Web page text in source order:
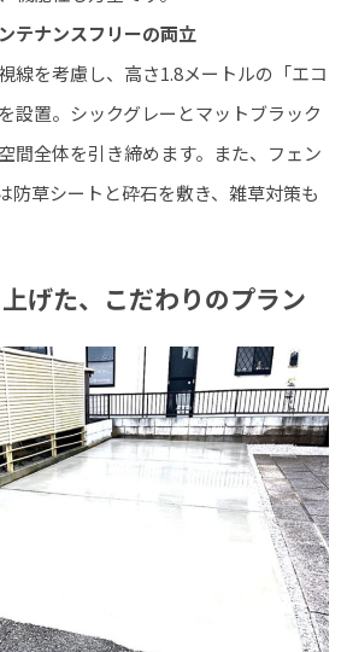
テナンスフリーの両立
線を考慮し、高さ1.8メートルの「エコ
設置。シックグレーとマットブラック
間全体を引き締めます。また、フェン
防草シートと砕石を敷き、雑草対策も
げた、こだわりのプラン